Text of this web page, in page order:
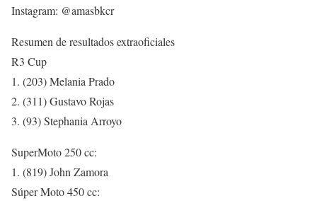
Instagram: @amasbkcr
Resumen de resultados extraoficiales
R3 Cup
1. (203) Melania Prado
2. (311) Gustavo Rojas
3. (93) Stephania Arroyo
SuperMoto 250 cc:
1. (819) John Zamora
Súper Moto 450 cc: